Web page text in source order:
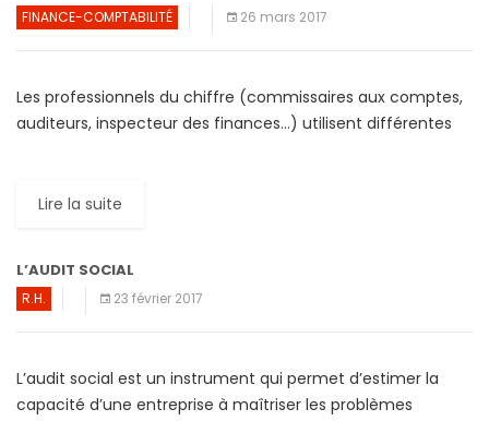
FINANCE-COMPTABILITÉ 26 mars 2017
Les professionnels du chiffre (commissaires aux comptes,
auditeurs, inspecteur des finances…) utilisent différentes
Lire la suite
L’AUDIT SOCIAL
R.H. 23 février 2017
L’audit social est un instrument qui permet d’estimer la
capacité d’une entreprise à maîtriser les problèmes